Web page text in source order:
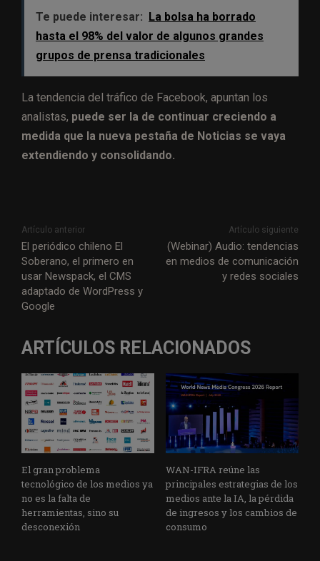
Te puede interesar: La bolsa ha borrado
hasta el 98% del valor de algunos grandes
grupos de prensa tradicionales
La tendencia del tráfico de Facebook, apuntan los
analistas, puede ser la de continuar creciendo a
medida que la nueva pestaña de Noticias se vaya
extendiendo y consolidando.
Artículo anterior
El periódico chileno El
Soberano, el primero en
usar Newspack, el CMS
adaptado de WordPress y
Google
Artículo siguiente
(Webinar) Audio: tendencias
en medios de comunicación
y redes sociales
ARTÍCULOS RELACIONADOS
El gran problema
tecnológico de los medios ya
no es la falta de
herramientas, sino su
desconexión
WAN-IFRA reúne las
principales estrategias de los
medios ante la IA, la pérdida
de ingresos y los cambios de
consumo